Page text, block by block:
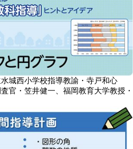
城西小学校指導教諭・寺戸和心
官・笠井健一、福岡教育大学教授・